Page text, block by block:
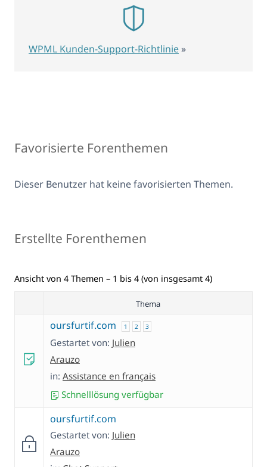
Favorisierte Forenthemen
Dieser Benutzer hat keine favorisierten Themen.
Erstellte Forenthemen
Ansicht von 4 Themen – 1 bis 4 (von insgesamt 4)
Thema
oursfurtif.com 1 2 3
Gestartet von: Julien
Arauzo
in: Assistance en français
Schnelllösung verfügbar
oursfurtif.com
Gestartet von: Julien
Arauzo
WPML Kunden-Support-Richtlinie »